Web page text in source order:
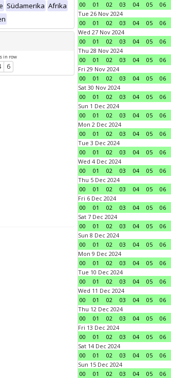
Südamerika Afrika
in row
6
00
01 02 03 04 05 06
Tue 26 Nov 2024
00
01 02 03 04 05 06
Wed 27 Nov 2024
00
01 02 03 04 05 06
Thu 28 Nov 2024
00
01 02 03 04 05 06
Fri 29 Nov 2024
00
01 02 03 04 05 06
Sat 30 Nov 2024
00
01 02 03 04 05 06
Sun 1 Dec 2024
00
01 02 03 04 05 06
Mon 2 Dec 2024
00
01 02 03 04 05 06
Tue 3 Dec 2024
00
01 02 03 04 05 06
Wed 4 Dec 2024
00
01 02 03 04 05 06
Thu 5 Dec 2024
00
01 02 03 04 05 06
Fri 6 Dec 2024
00
01 02 03 04 05 06
Sat 7 Dec 2024
00
01 02 03 04 05 06
Sun 8 Dec 2024
00
01 02 03 04 05 06
Mon 9 Dec 2024
00
01 02 03 04 05 06
Tue 10 Dec 2024
00
01 02 03 04 05 06
Wed 11 Dec 2024
00
01 02 03 04 05 06
Thu 12 Dec 2024
00
01 02 03 04 05 06
Fri 13 Dec 2024
00
01 02 03 04 05 06
Sat 14 Dec 2024
00
01 02 03 04 05 06
Sun 15 Dec 2024
00
01 02 03 04 05 06